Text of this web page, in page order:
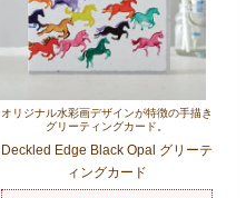
オリジナル水彩画デザインが特徴の手描き
グリーティングカード。
Deckled Edge Black Opal グリーテ
ィングカード